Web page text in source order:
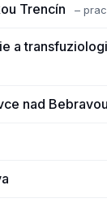
Trencín –
a
nad Bebravou